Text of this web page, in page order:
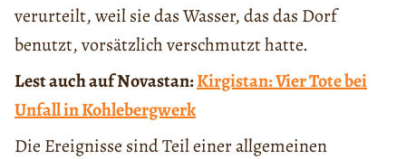
verurteilt, weil sie das Wasser, das das Dorf
benutzt, vorsätzlich verschmutzt hatte.
Lest auch auf Novastan:Kirgistan: Vier Tote bei
Unfall in Kohlebergwerk
Die Ereignisse sind Teil einer allgemeinen